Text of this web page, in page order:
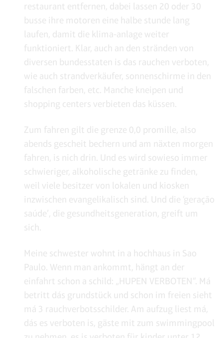
restaurant entfernen, dabei lassen 20 oder 30
busse ihre motoren eine halbe stunde lang
laufen, damit die klima-anlage weiter
funktioniert. Klar, auch an den stränden von
diversen bundesstaten is das rauchen verboten,
wie auch strandverkäufer, sonnenschirme in den
falschen farben, etc. Manche kneipen und
shopping centers verbieten das küssen.
Zum fahren gilt die grenze 0,0 promille, also
abends gescheit bechern und am näxten morgen
fahren, is nich drin. Und es wird sowieso immer
schwieriger, alkoholische getränke zu finden,
weil viele besitzer von lokalen und kiosken
inzwischen evangelikalisch sind. Und die ‘geração
saúde’, die gesundheitsgeneration, greift um
sich.
Meine schwester wohnt in a hochhaus in Sao
Paulo. Wenn man ankommt, hängt an der
einfahrt schon a schild: „HUPEN VERBOTEN“. Má
betritt dás grundstück und schon im freien sieht
má 3 rauchverbotsschilder. Am aufzug liest má,
dás es verboten is, gäste mit zum swimmingpool